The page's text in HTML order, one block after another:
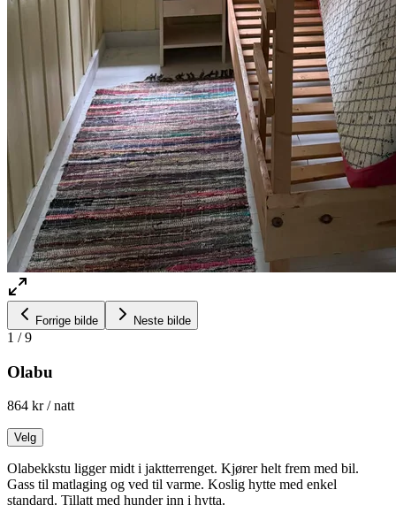
Forrige bilde Neste bilde
1 /9
Olabu
864 kr / natt
Velg
Olabekkstu ligger midt i jaktterrenget. Kjører helt frem med bil.
Gass til matlaging og ved til varme. Koslig hytte med enkel
standard. Tillatt med hunder inn i hytta.